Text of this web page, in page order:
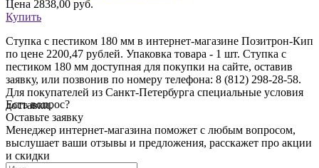
Цена 2838,00 руб.
Купить
Ступка с пестиком 180 мм в интернет-магазине Позитрон-Кип
по цене 2200,47 рублей. Упаковка товара - 1 шт. Ступка с
пестиком 180 мм доступная для покупки на сайте, оставив
заявку, или позвонив по номеру телефона: 8 (812) 298-28-58.
Для покупателей из Санкт-Петербурга специальные условия
доставки.
Есть вопрос?
Оставьте заявку
Менеджер интернет-магазина поможет с любым вопросом,
выслушает ваши отзывы и предложения, расскажет про акции
и скидки